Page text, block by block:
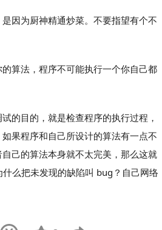
因为厨神精通炒菜。不要指望有个不
算法，程序不可能执行一个你自己都
的目的，就是检查程序的执行过程，
果程序和自己所设计的算法有一点不
己的算法本身就不太完美，那么这就
么把未发现的缺陷叫 bug？自己网络